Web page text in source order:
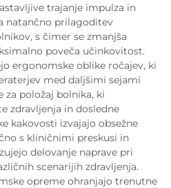
trajanje impulza in
natančno prilagoditev
s čimer se zmanjša
poveča učinkovitost.
ergonomske oblike ročajev, ki
med daljšimi sejami
za položaj bolnika, ki
zdravljenja in dosledne
kakovosti izvajajo obsežne
s kliničnimi preskusi in
delovanje naprave pri
scenarijih zdravljenja.
opreme ohranjajo trenutne